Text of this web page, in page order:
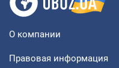
О компании
Правовая информация